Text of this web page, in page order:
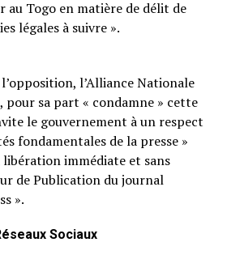
au Togo en matière de délit de
légales à suivre ».
l’Alliance Nationale
pour sa part « condamne » cette
le gouvernement à un respect
fondamentales de la presse »
immédiate et sans
de Publication du journal
».
Sociaux